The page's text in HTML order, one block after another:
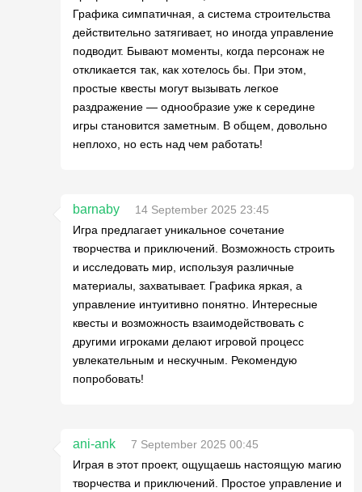
Графика симпатичная, а система строительства
действительно затягивает, но иногда управление
подводит. Бывают моменты, когда персонаж не
откликается так, как хотелось бы. При этом,
простые квесты могут вызывать легкое
раздражение — однообразие уже к середине
игры становится заметным. В общем, довольно
неплохо, но есть над чем работать!
barnaby
14 September 2025 23:45
Игра предлагает уникальное сочетание
творчества и приключений. Возможность строить
и исследовать мир, используя различные
материалы, захватывает. Графика яркая, а
управление интуитивно понятно. Интересные
квесты и возможность взаимодействовать с
другими игроками делают игровой процесс
увлекательным и нескучным. Рекомендую
попробовать!
ani-ank
7 September 2025 00:45
Играя в этот проект, ощущаешь настоящую магию
творчества и приключений. Простое управление и